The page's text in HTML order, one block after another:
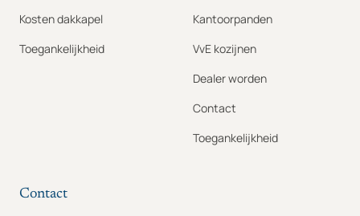
Kosten dakkapel
Toegankelijkheid
Kantoorpanden
VvE kozijnen
Dealer worden
Contact
Toegankelijkheid
Contact